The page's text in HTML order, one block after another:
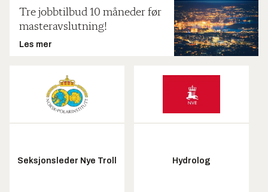
Tre jobbtilbud 10 måneder før
masteravslutning!
Les mer
Seksjonsleder Nye Troll Hydrolog